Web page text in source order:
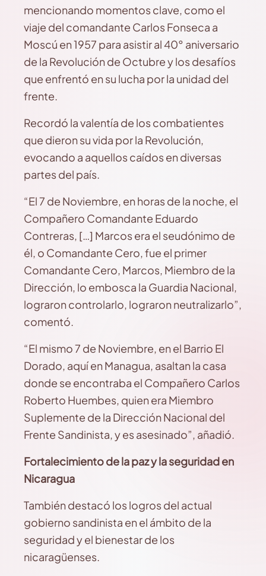
mencionando momentos clave, como el
viaje del comandante Carlos Fonseca a
Moscú en 1957 para asistir al 40° aniversario
de la Revolución de Octubre y los desafíos
que enfrentó en su lucha por la unidad del
frente.
Recordó la valentía de los combatientes
que dieron su vida por la Revolución,
evocando a aquellos caídos en diversas
partes del país.
“El 7 de Noviembre, en horas de la noche, el
Compañero Comandante Eduardo
Contreras, […] Marcos era el seudónimo de
él, o Comandante Cero, fue el primer
Comandante Cero, Marcos, Miembro de la
Dirección, lo embosca la Guardia Nacional,
lograron controlarlo, lograron neutralizarlo”,
comentó.
“El mismo 7 de Noviembre, en el Barrio El
Dorado, aquí en Managua, asaltan la casa
donde se encontraba el Compañero Carlos
Roberto Huembes, quien era Miembro
Suplemente de la Dirección Nacional del
Frente Sandinista, y es asesinado”, añadió.
Fortalecimiento de la paz y la seguridad en
Nicaragua
También destacó los logros del actual
gobierno sandinista en el ámbito de la
seguridad y el bienestar de los
nicaragüenses.